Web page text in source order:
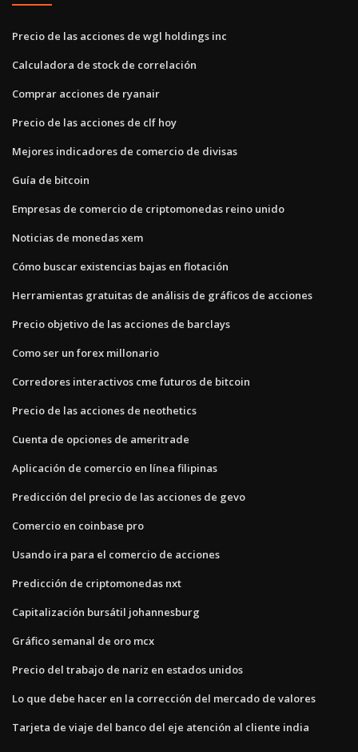
Precio de las acciones de wgl holdings inc
Calculadora de stock de correlación
Comprar acciones de ryanair
Precio de las acciones de clf hoy
Mejores indicadores de comercio de divisas
Guía de bitcoin
Empresas de comercio de criptomonedas reino unido
Noticias de monedas xem
Cómo buscar existencias bajas en flotación
Herramientas gratuitas de análisis de gráficos de acciones
Precio objetivo de las acciones de barclays
Como ser un forex millonario
Corredores interactivos cme futuros de bitcoin
Precio de las acciones de neothetics
Cuenta de opciones de ameritrade
Aplicación de comercio en línea filipinas
Predicción del precio de las acciones de gevo
Comercio en coinbase pro
Usando ira para el comercio de acciones
Predicción de criptomonedas nxt
Capitalización bursátil johannesburg
Gráfico semanal de oro mcx
Precio del trabajo de nariz en estados unidos
Lo que debe hacer en la corrección del mercado de valores
Tarjeta de viaje del banco del eje atención al cliente india